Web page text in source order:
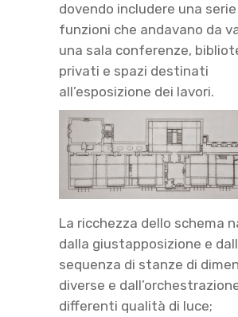
dovendo includere una serie
funzioni che andavano da
una sala conferenze,
privati e spazi destinati
all’esposizione dei lavori.
La ricchezza dello schema
dalla giustapposizione e
sequenza di stanze di
diverse e
differenti qualità di luce;